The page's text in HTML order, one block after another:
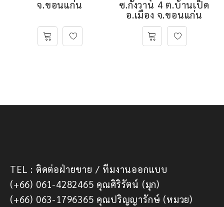
จ.ขอนแก่น
ซ.กังวาน 4 ต.บ้านเป็ด
อ.เมือง จ.ขอนแก่น
TEL : ติดต่อฝ่ายขาย / ทีมงานออกแบบ
(+66) 061-4282465 คุณศิริรัตน์ (มุก)
(+66) 063-1796365 คุณปริญญารักษ์ (หมวย)